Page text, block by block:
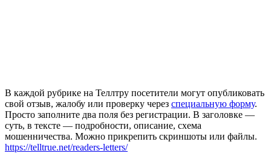
В каждой рубрике на Теллтру посетители могут опубликовать
свой отзыв, жалобу или проверку через специальную форму.
Просто заполните два поля без регистрации. В заголовке —
суть, в тексте — подробности, описание, схема
мошенничества. Можно прикрепить скриншоты или файлы.
https://telltrue.net/readers-letters/